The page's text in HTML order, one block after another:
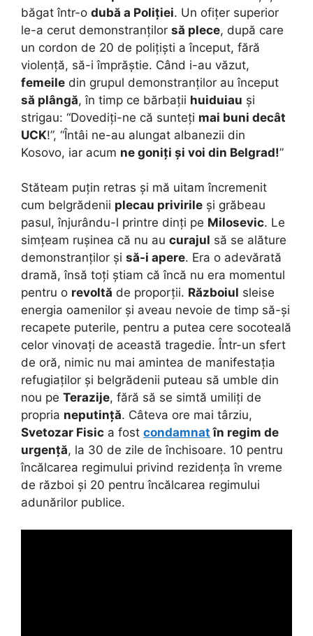
băgat într-o dubă a Poliției. Un ofițer superior
le-a cerut demonstranților să plece, după care
un cordon de 20 de polițiști a început, fără
violență, să-i împrăștie. Când i-au văzut,
femeile din grupul demonstranților au început
să plângă, în timp ce bărbații huiduiau și
strigau: “Dovediți-ne că sunteți mai buni decât
UCK!”, “Întâi ne-au alungat albanezii din
Kosovo, iar acum ne goniți și voi din Belgrad!”
Stăteam puțin retras și mă uitam încremenit
cum belgrădenii plecau privirile și grăbeau
pasul, înjurându-l printre dinți pe Milosevic. Le
simțeam rușinea că nu au curajul să se alăture
demonstranților și să-i apere. Era o adevărată
dramă, însă toți știam că încă nu era momentul
pentru o revoltă de proporții. Războiul sleise
energia oamenilor și aveau nevoie de timp să-și
recapete puterile, pentru a putea cere socoteală
celor vinovați de această tragedie. Într-un sfert
de oră, nimic nu mai amintea de manifestația
refugiaților și belgrădenii puteau să umble din
nou pe Terazije, fără să se simtă umiliți de
propria neputință. Câteva ore mai târziu,
Svetozar Fisic a fost condamnat în regim de
urgență, la 30 de zile de închisoare. 10 pentru
încălcarea regimului privind rezidența în vreme
de război și 20 pentru încălcarea regimului
adunărilor publice.